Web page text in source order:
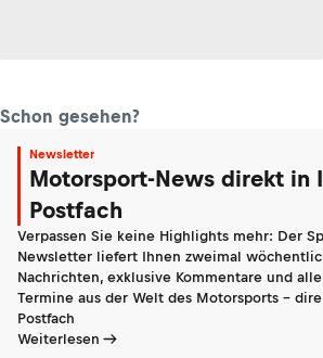
Schon gesehen?
Newsletter
Motorsport-News direkt in
Postfach
Verpassen Sie keine Highlights mehr: Der
Newsletter liefert Ihnen zweimal
Nachrichten, exklusive Kommentare und
Termine aus der Welt des Motorsports -
Postfach
Weiterlesen